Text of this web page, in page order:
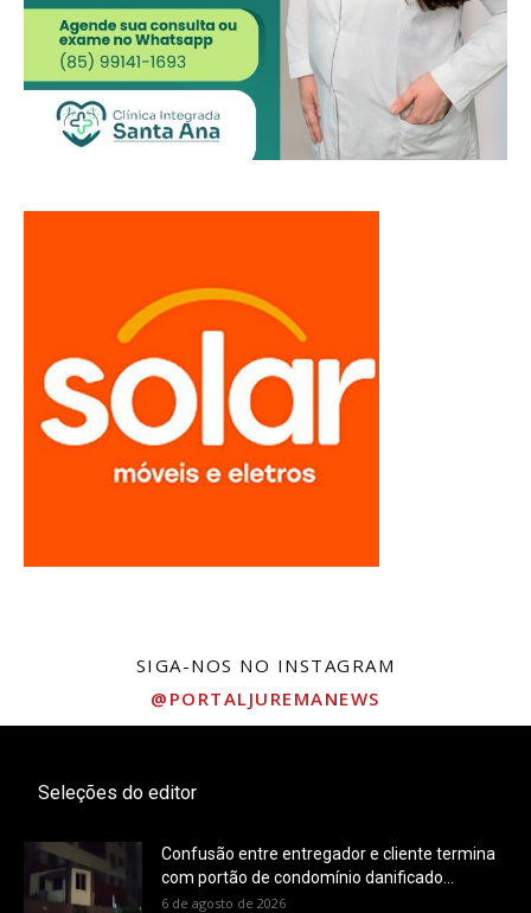
SIGA-NOS NO INSTAGRAM
@PORTALJUREMANEWS
Seleções do editor
Confusão entre entregador e cliente termina
com portão de condomínio danificado...
6 de agosto de 2026